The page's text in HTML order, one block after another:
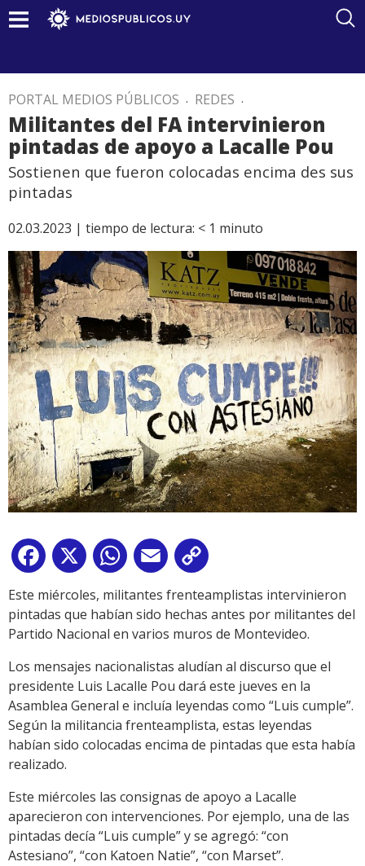
PORTAL MEDIOS PÚBLICOS . REDES .
Militantes del FA intervinieron
pintadas de apoyo a Lacalle Pou
Sostienen que fueron colocadas encima des sus
pintadas
02.03.2023 | tiempo de lectura: < 1 minuto
Facebook
X WhatsApp
Email
Link
Este miércoles, militantes frenteamplistas intervinieron
pintadas que habían sido hechas antes por militantes del
Partido Nacional en varios muros de Montevideo.
Los mensajes nacionalistas aludían al discurso que el
presidente Luis Lacalle Pou dará este jueves en la
Asamblea General e incluía leyendas como “Luis cumple”.
Según la militancia frenteamplista, estas leyendas
habían sido colocadas encima de pintadas que esta había
realizado.
Este miércoles las consignas de apoyo a Lacalle
aparecieron con intervenciones. Por ejemplo, una de las
pintadas decía “Luis cumple” y se agregó: “con
Astesiano”, “con Katoen Natie”, “con Marset”.